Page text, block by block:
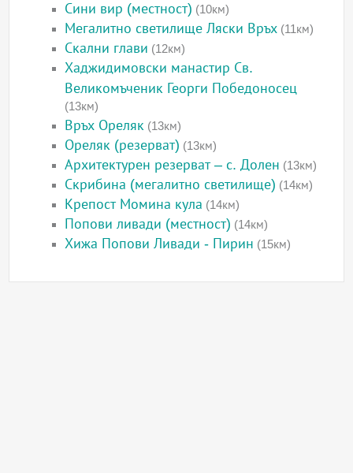
Сини вир (местност) (10км)
Мегалитно светилище Ляски Връх (11км)
Скални глави (12км)
Хаджидимовски манастир Св.
Великомъченик Георги Победоносец
(13км)
Връх Ореляк (13км)
Ореляк (резерват) (13км)
Архитектурен резерват – с. Долен (13км)
Скрибина (мегалитно светилище) (14км)
Крепост Момина кула (14км)
Попови ливади (местност) (14км)
Хижа Попови Ливади - Пирин (15км)